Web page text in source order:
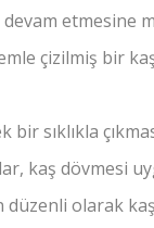
etmesine
çizilmiş bir
bir sıklıkla
kaş dövmesi
düzenli olarak